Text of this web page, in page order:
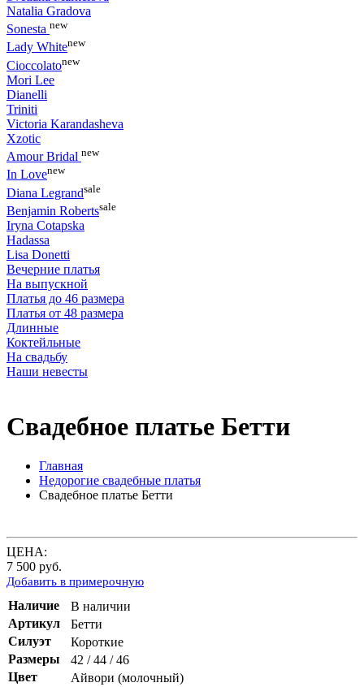
Natalia Gradova
Sonesta new
Lady Whitenew
Cioccolatonew
Mori Lee
Dianelli
Triniti
Victoria Karandasheva
Xzotic
Amour Bridal new
In Lovenew
Diana Legrandsale
Benjamin Robertssale
Iryna Cotapska
Hadassa
Lisa Donetti
Вечерние платья
На выпускной
Платья до 46 размера
Платья от 48 размера
Длинные
Коктейльные
На свадьбу
Наши невесты
Свадебное платье Бетти
Главная
Недорогие свадебные платья
Свадебное платье Бетти
ЦЕНА:
7 500 руб.
Добавить в примерочную
Наличие
В наличии
Артикул
Бетти
Силуэт
Короткие
Размеры
42 / 44 / 46
Цвет
Айвори (молочный)